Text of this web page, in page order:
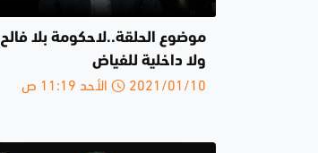
موضوع الحلقة..لاحكومة بلا فالح
ولا داخلية للفياض
2021/01/10 الأحد 11:19 ص